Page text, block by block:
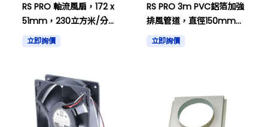
RS PRO 軸流風扇，172 x
51mm，230立方米/分
鐘，22.8瓦，12 V 直流電
619-6668
立即詢價
RS PRO 3m PVC鋁箔加強
排風管道，直徑150mm
679-8693
立即詢價